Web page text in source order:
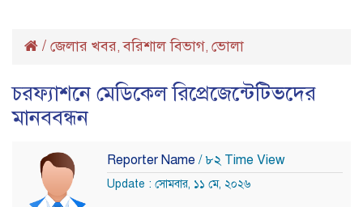
/ জেলার খবর,বরিশাল বিভাগ, ভোলা
চরফ্যাশনে মেডিকেল রিপ্রেজেন্টেটিভদের
মানববন্ধন
Reporter Name / ৮২ Time View
Update : সোমবার, ১১ মে, ২০২৬